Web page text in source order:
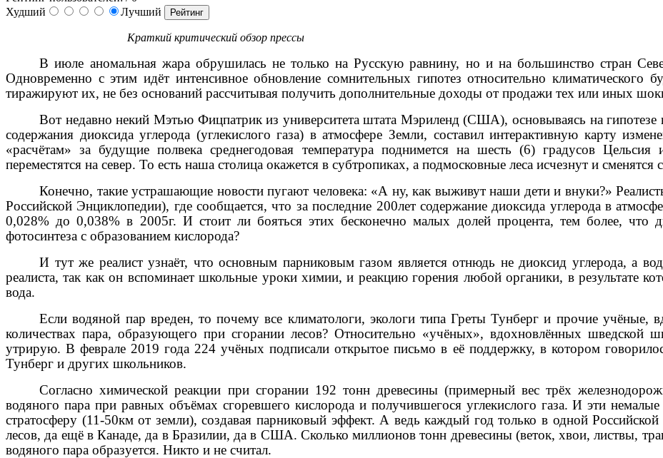
Худший
Лучший
Краткий критический обзор прессы
В июле аномальная жара обрушилась не только на Русскую равнину, но и на большинство стран
Одновременно с этим идёт интенсивное обновление сомнительных гипотез относительно
тиражируют их, не без оснований рассчитывая получить дополнительные доходы от продажи тех или иных
Вот недавно некий Мэтью Фицпатрик из университета штата Мэриленд (США), основываясь на гипотезе
содержания диоксида углерода (углекислого газа) в атмосфере Земли, составил интерактивную карту
«расчётам» за будущие полвека среднегодовая температура поднимется на шесть (6) градусов
переместятся на север. То есть наша столица окажется в субтропиках, а подмосковные леса исчезнут и сменятся
Конечно, такие устрашающие новости пугают человека: «А ну, как выживут наши дети и внуки?»
Российской Энциклопедии), где сообщается, что за последние 200лет содержание диоксида углерода в
0,028% до 0,038% в 2005г. И стоит ли бояться этих бесконечно малых долей процента, тем более, что
фотосинтеза с образованием кислорода?
И тут же реалист узнаёт, что основным парниковым газом является отнюдь не диоксид углерода, а
реалиста, так как он вспоминает школьные уроки химии, и реакцию горения любой органики, в результате
вода.
Если водяной пар вреден, то почему все климатологи, экологи типа Греты Тунберг и прочие
количествах пара, образующего при сгорании лесов? Относительно «учёных», вдохновлённых шведской
утрирую. В феврале 2019 года 224 учёных подписали открытое письмо в её поддержку, в котором
Тунберг и других школьников.
Согласно химической реакции при сгорании 192 тонн древесины (примерный вес трёх
водяного пара при равных объёмах сгоревшего кислорода и получившегося углекислого газа. И эти
стратосферу (11-50км от земли), создавая парниковый эффект. А ведь каждый год только в одной
лесов, да ещё в Канаде, да в Бразилии, да в США. Сколько миллионов тонн древесины (веток, хвои, листвы,
водяного пара образуется. Никто и не считал.